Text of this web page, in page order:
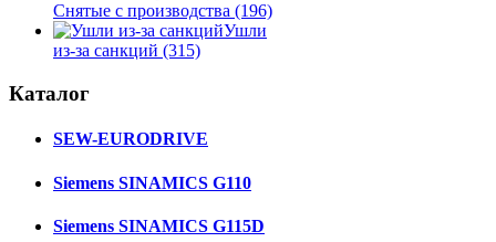
Снятые с производства (196)
Ушли
из-за санкций (315)
Каталог
SEW-EURODRIVE
Siemens SINAMICS G110
Siemens SINAMICS G115D